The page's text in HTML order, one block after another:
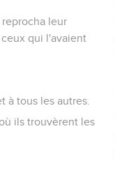
leur
qui l'avaient
à tous les autres.
ils trouvèrent les